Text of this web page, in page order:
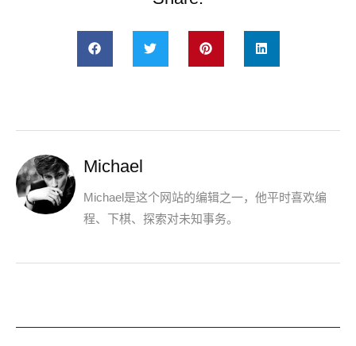
Michael
Michael是这个网站的编辑之一，他平时喜欢编
程、下棋、探索对未知事务。